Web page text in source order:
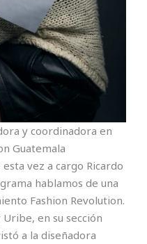
y coordinadora en
Guatemala
vez a cargo Ricardo
hablamos de una
Fashion Revolution.
en su sección
a la diseñadora